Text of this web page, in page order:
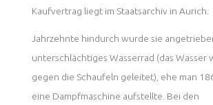
Kaufvertrag liegt im Staatsarchiv in Aurich.
Jahrzehnte hindurch wurde sie
unterschlächtiges Wasserrad (das Wasser
gegen die Schaufeln geleitet), ehe man
eine Dampfmaschine aufstellte. Bei den